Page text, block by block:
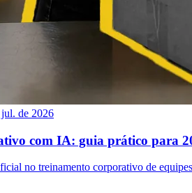
jul. de 2026
com IA: guia prático para
no treinamento corporativo de